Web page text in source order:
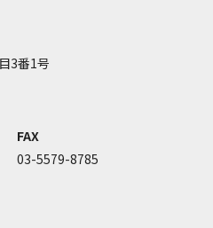
3番1号
FAX
03-5579-8785